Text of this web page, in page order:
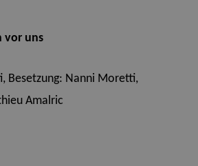
vor uns
Besetzung: Nanni Moretti,
Amalric